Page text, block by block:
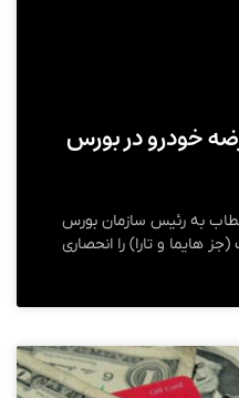
خودرو در بورس
به رئیس سازمان بورس
هایما و تارا) را انحصاری